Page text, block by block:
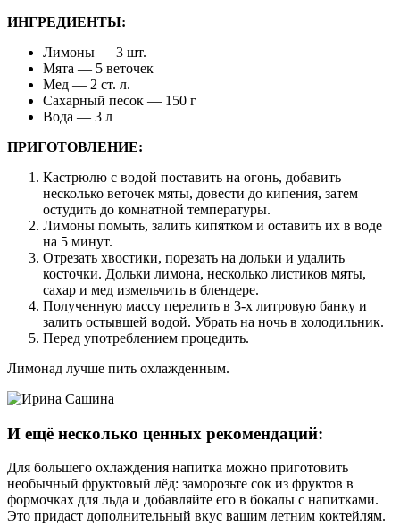
ИНГРЕДИЕНТЫ:
Лимоны — 3 шт.
Мята — 5 веточек
Мед — 2 ст. л.
Сахарный песок — 150 г
Вода — 3 л
ПРИГОТОВЛЕНИЕ:
Кастрюлю с водой поставить на огонь, добавить
несколько веточек мяты, довести до кипения, затем
остудить до комнатной температуры.
Лимоны помыть, залить кипятком и оставить их в воде
на 5 минут.
Отрезать хвостики, порезать на дольки и удалить
косточки. Дольки лимона, несколько листиков мяты,
сахар и мед измельчить в блендере.
Полученную массу перелить в 3-х литровую банку и
залить остывшей водой. Убрать на ночь в холодильник.
Перед употреблением процедить.
Лимонад лучше пить охлажденным.
И ещё несколько ценных рекомендаций:
Для большего охлаждения напитка можно приготовить
необычный фруктовый лёд: заморозьте сок из фруктов в
формочках для льда и добавляйте его в бокалы с напитками.
Это придаст дополнительный вкус вашим летним коктейлям.